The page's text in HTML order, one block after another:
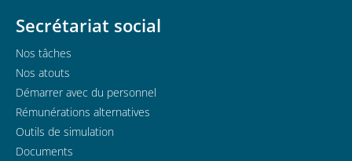
Secrétariat social
Nos tâches
Nos atouts
Démarrer avec du personnel
Rémunérations alternatives
Outils de simulation
Documents